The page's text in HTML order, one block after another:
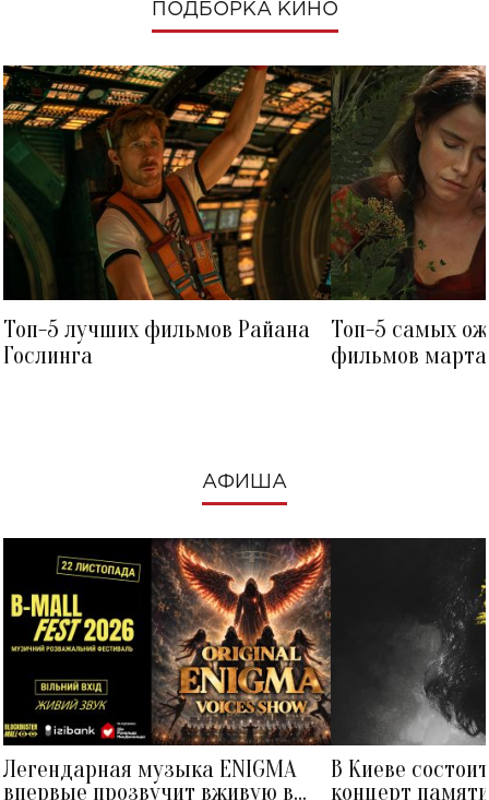
ПОДБОРКА КИНО
Топ-5 лучших фильмов Райана
Гослинга
Топ-5 самых
фильмов
АФИША
Легендарная музыка ENIGMA
впервые прозвучит вживую в
В Киеве
концерт